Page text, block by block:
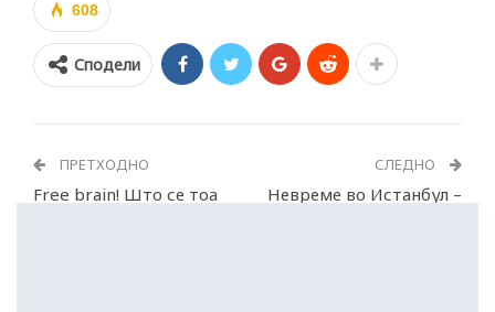
608
Сподели
ПРЕТХОДНО
Free brain! Што се тоа
СЛЕДНО
Невреме во Истанбул –